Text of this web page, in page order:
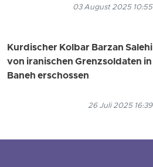
03 August 2025 10:55
Kurdischer Kolbar Barzan Salehi
von iranischen Grenzsoldaten in
Baneh erschossen
26 Juli 2025 16:39